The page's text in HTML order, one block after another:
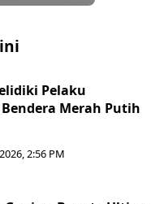
Pelaku
Merah Putih
2:56 PM